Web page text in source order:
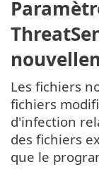
Les fichiers
fichiers
d'infection
des fichiers
que le